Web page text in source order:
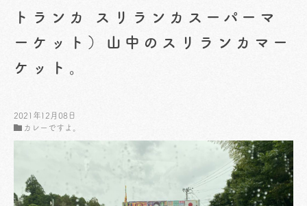
トランカ スリランカスーパーマ
ーケット）山中のスリランカマー
ケット。
2021年12月08日
カレーですよ。